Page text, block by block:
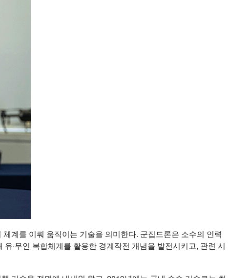
계를 이뤄 움직이는 기술을 의미한다. 군집드론은 소수의 인력
·무인 복합체계를 활용한 경계작전 개념을 발전시키고, 관련 시